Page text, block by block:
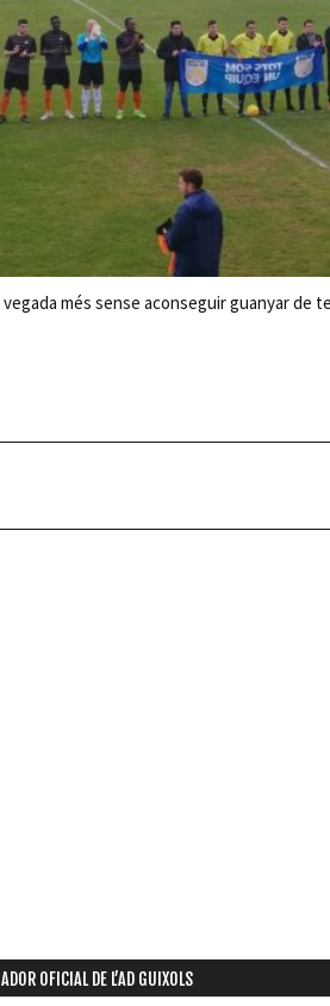
vegada més sense aconseguir guanyar
OFICIAL DE L’AD GUIXOLS